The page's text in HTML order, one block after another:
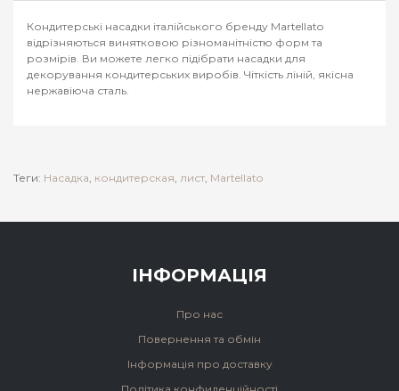
Кондитерські насадки італійського бренду Martellato
відрізняються винятковою різноманітністю форм та
розмірів. Ви можете легко підібрати насадки для
декорування кондитерських виробів. Чіткість ліній, якісна
нержавіюча сталь.
Теги: Насадка, кондитерская, лист, Martellato
ІНФОРМАЦІЯ
Про нас
Повернення та обмін
Інформація про доставку